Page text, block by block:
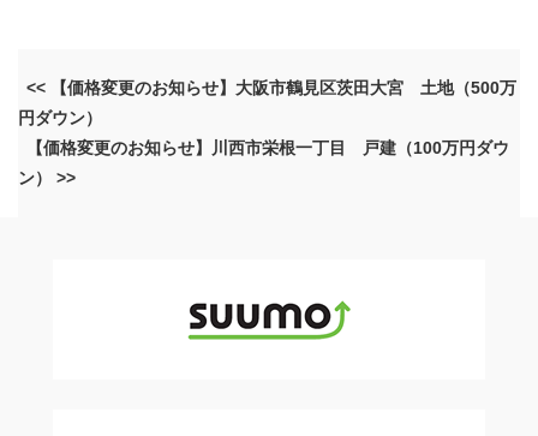
<< 【価格変更のお知らせ】大阪市鶴見区茨田大宮 土地（500万
円ダウン）
【価格変更のお知らせ】川西市栄根一丁目 戸建（100万円ダウ
ン） >>